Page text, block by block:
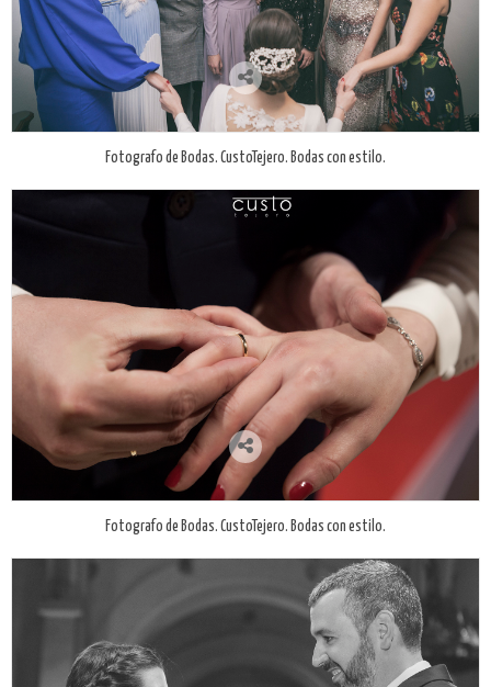
Fotografo de Bodas. CustoTejero. Bodas con estilo.
Fotografo de Bodas. CustoTejero. Bodas con estilo.